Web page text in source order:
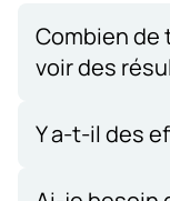
Combien
voir des
ressentir des
qualité du
Y a-t-il des